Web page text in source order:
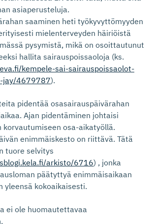
asiaperusteluja.
saaminen heti työkyvyttömyyden
mielenterveyden häiriöistä
pysymistä, mikä on osoittautunut
hallita sairauspoissaoloja (ks.
kempele-sai-sairauspoissaolot-
jay/4679787).
pidentää osasairauspäivärahan
Ajan pidentäminen johtaisi
korvautumiseen osa-aikatyöllä.
enimmäiskesto on riittävä. Tätä
tuore selvitys
arkisto/6716) , jonka
päätyttyä enimmäisaikaan
yleensä kokoaikaisesti.
ei ole huomautettavaa